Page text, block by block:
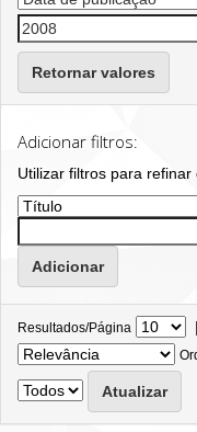
Retornar valores
Adicionar filtros:
Utilizar filtros para refinar
Resultados/Página